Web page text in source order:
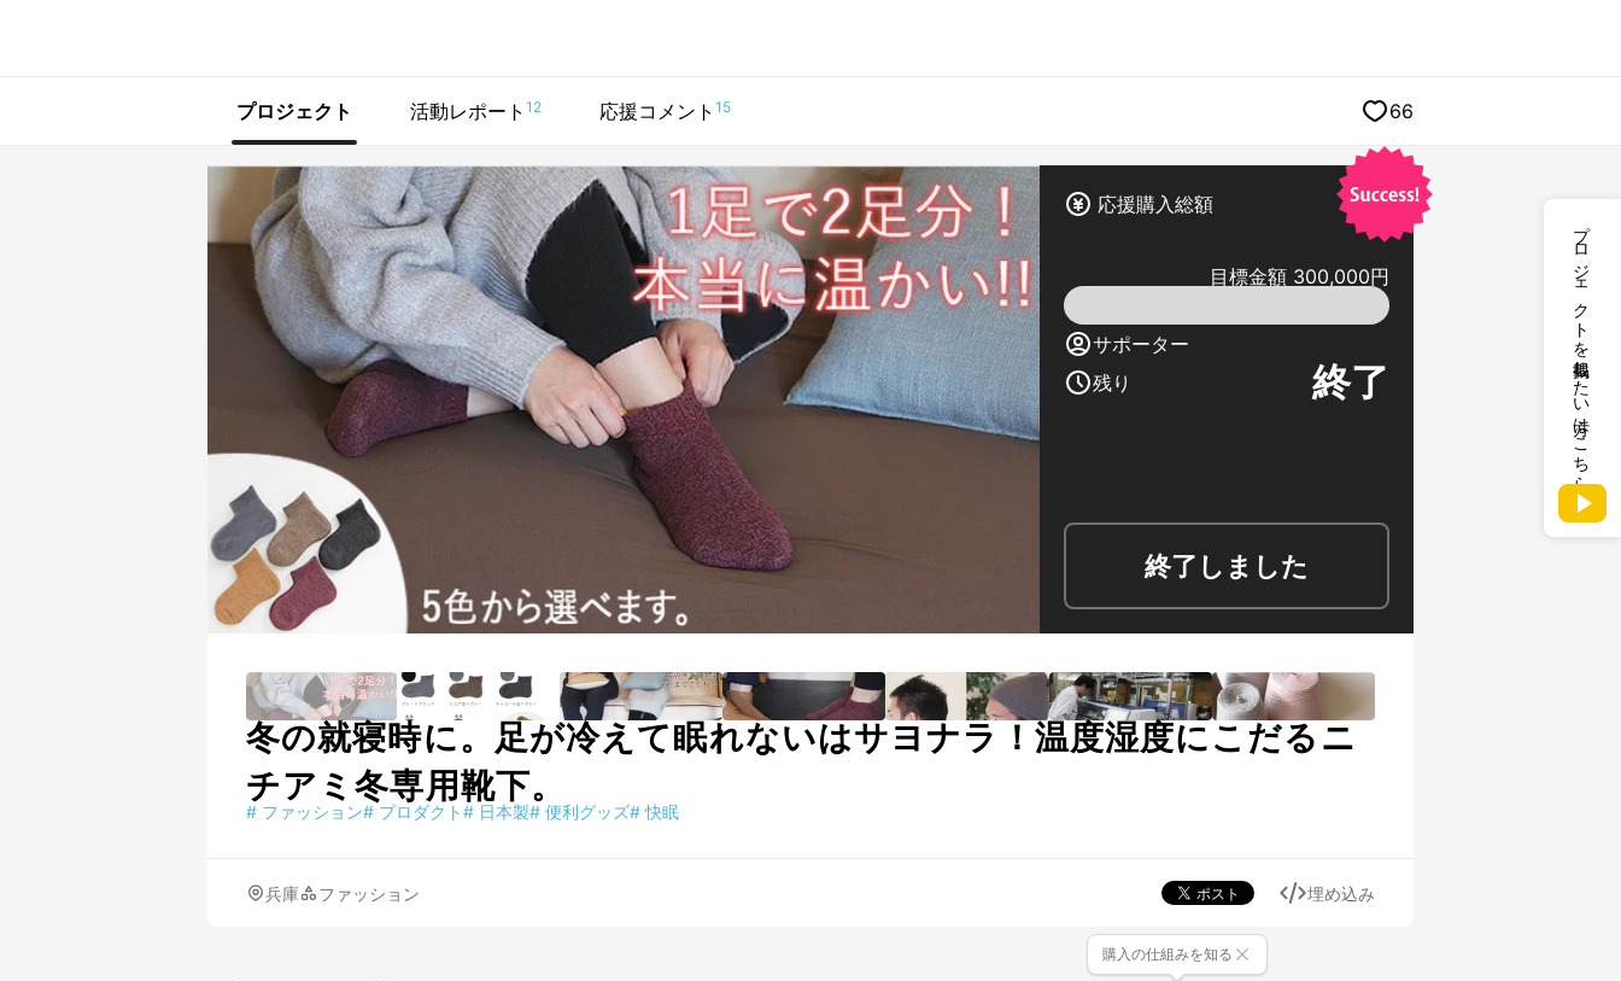
プロジェクトを掲載したい方はこちら
プロジェクト 活動レポート 12 応援コメント 15 66
応援購入総額
目標金額 300,000円
サポーター
残り
終了
終了しました
冬の就寝時に。足が冷えて眠れないはサヨナラ！温度湿度にこだるニ
チアミ冬専用靴下。
# ファッション# プロダクト# 日本製# 便利グッズ# 快眠
兵庫 ファッション 埋め込み
購入の仕組みを知る